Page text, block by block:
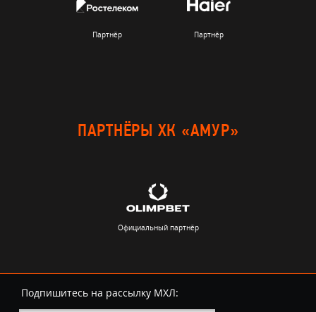
Партнёр Партнёр
ПАРТНЁРЫ ХК «АМУР»
Официальный партнёр
Подпишитесь на рассылку МХЛ: